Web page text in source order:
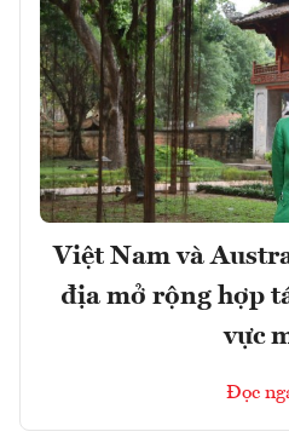
Việt Nam và
địa mở rộng hợp
vực
Đọc